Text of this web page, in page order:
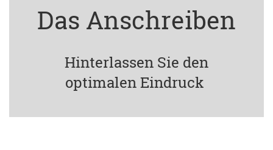
Das Anschreiben
Hinterlassen Sie den
optimalen Eindruck